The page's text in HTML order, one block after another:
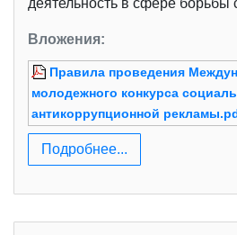
Вложения:
Правила проведения
молодежного конкурса
антикоррупционной
Подробнее...